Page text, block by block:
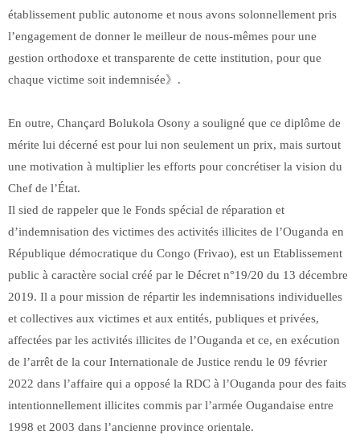
établissement public autonome et nous avons solonnellement pris
l’engagement de donner le meilleur de nous-mêmes pour une
gestion orthodoxe et transparente de cette institution, pour que
chaque victime soit indemnisée》.
En outre, Chançard Bolukola Osony a souligné que ce diplôme de
mérite lui décerné est pour lui non seulement un prix, mais surtout
une motivation à multiplier les efforts pour concrétiser la vision du
Chef de l’État.
Il sied de rappeler que le Fonds spécial de réparation et
d’indemnisation des victimes des activités illicites de l’Ouganda en
République démocratique du Congo (Frivao), est un Etablissement
public à caractère social créé par le Décret n°19/20 du 13 décembre
2019. Il a pour mission de répartir les indemnisations individuelles
et collectives aux victimes et aux entités, publiques et privées,
affectées par les activités illicites de l’Ouganda et ce, en exécution
de l’arrêt de la cour Internationale de Justice rendu le 09 février
2022 dans l’affaire qui a opposé la RDC à l’Ouganda pour des faits
intentionnellement illicites commis par l’armée Ougandaise entre
1998 et 2003 dans l’ancienne province orientale.